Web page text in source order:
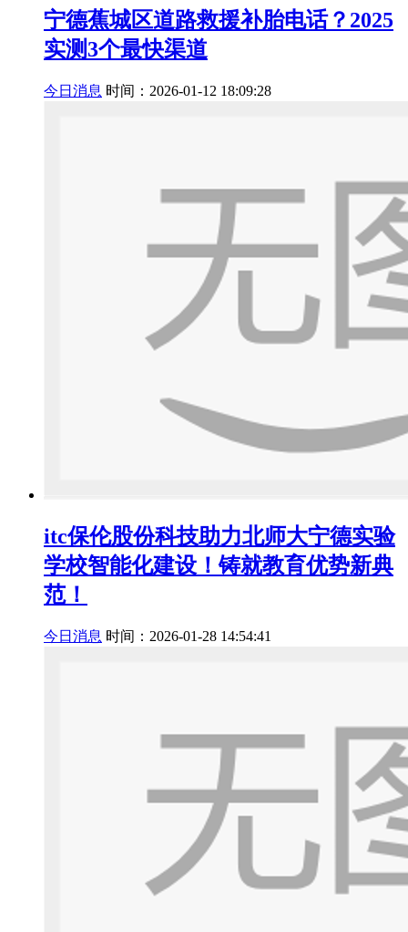
宁德蕉城区道路救援补胎电话？2025
实测3个最快渠道
今日消息 时间：2026-01-12 18:09:28
itc保伦股份科技助力北师大宁德实验
学校智能化建设！铸就教育优势新典
范！
今日消息 时间：2026-01-28 14:54:41